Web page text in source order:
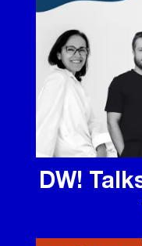
DW!